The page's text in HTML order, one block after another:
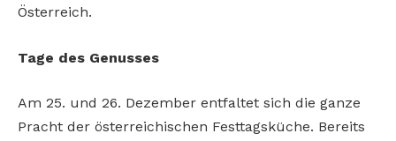
Österreich.
Tage des Genusses
Am 25. und 26. Dezember entfaltet sich die ganze
Pracht der österreichischen Festtagsküche. Bereits